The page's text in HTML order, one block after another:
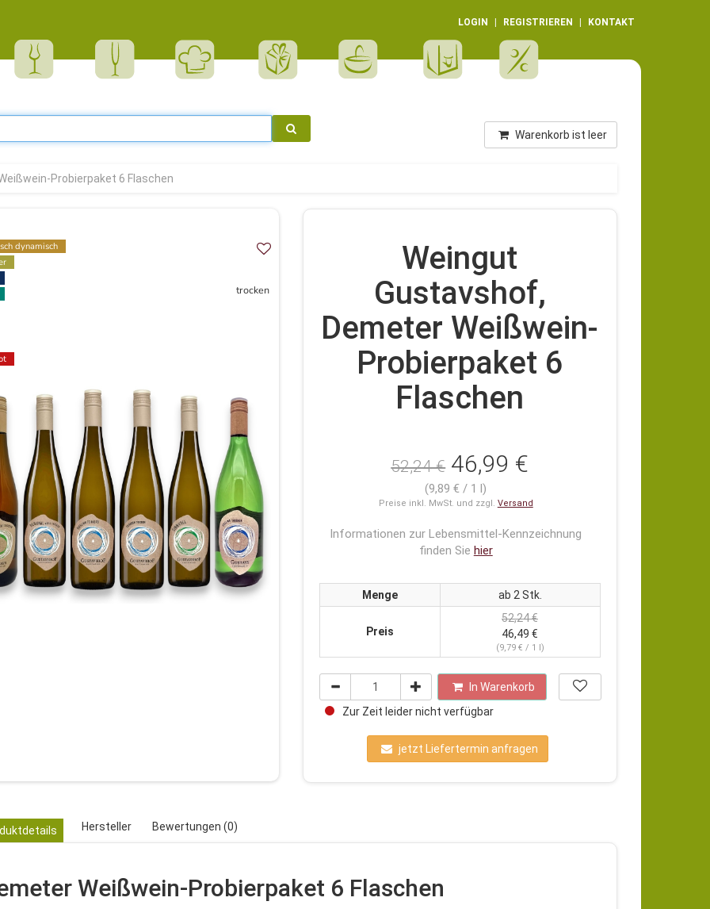
LOGIN REGISTRIEREN KONTAKT
Warenkorb ist leer
Probierpaket 6 Flaschen
dynamisch
trocken
Weingut
Gustavshof,
Demeter Weißwein-
Probierpaket 6
Flaschen
52,24 €46,99 €
(9,89 € / 1 l)
Preise inkl. MwSt. und zzgl. Versand
Informationen zur Lebensmittel-Kennzeichnung
finden Sie hier
Menge ab 2 Stk.
Preis
52,24 €
46,49 €
(9,79 € / 1 l)
In Warenkorb
Zur Zeit leider nicht verfügbar
jetzt Liefertermin anfragen
Hersteller Bewertungen (0)
Weißwein-Probierpaket 6 Flaschen